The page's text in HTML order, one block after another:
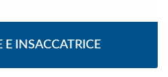
E INSACCATRICE